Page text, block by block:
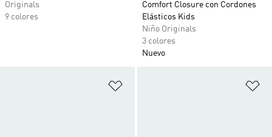
Originals
9 colores
Comfort Closure con Cordones
Elásticos Kids
Niño Originals
3 colores
Nuevo